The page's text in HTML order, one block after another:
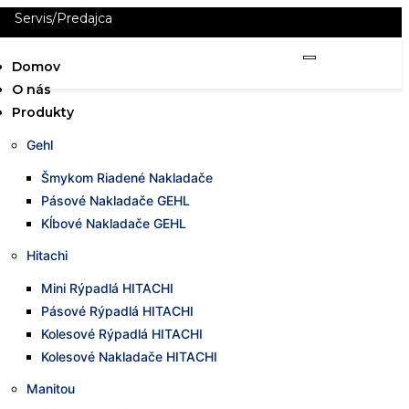
Servis/Predajca
Domov
O nás
Produkty
Gehl
Šmykom Riadené Nakladače
Pásové Nakladače GEHL
Kĺbové Nakladače GEHL
Hitachi
Mini Rýpadlá HITACHI
Pásové Rýpadlá HITACHI
Kolesové Rýpadlá HITACHI
Kolesové Nakladače HITACHI
Manitou